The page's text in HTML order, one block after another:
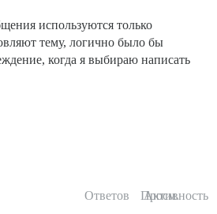
используются только
тему, логично было бы
когда я выбираю написать
Ответов Просм.
Активность